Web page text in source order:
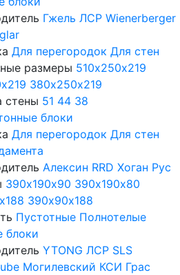
Гжель ЛСР Wienerberger
Для перегородок Для стен
размеры 510х250х219
380х250х219
стены 51 44 38
блоки
Для перегородок Для стен
Алексин RRD Хоган Рус
390х190х90 390х190х80
390х90х188
Пустотные Полнотелые
блоки
YTONG ЛСР SLS
Могилевский КСИ Грас